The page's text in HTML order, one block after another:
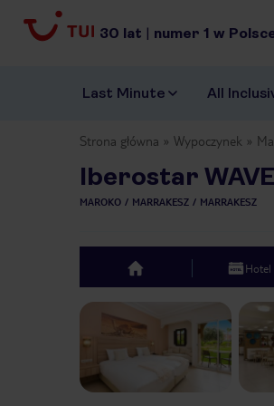
30 lat | numer 1 w
Last Minute All
Strona główna Wypoczynek
Iberostar
MAROKO MARRAKESZ MARRAKESZ
top Hotel